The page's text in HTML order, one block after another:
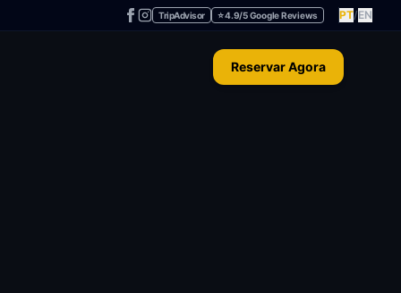
TripAdvisor ⭐ 4.9/5 Google Reviews PT/EN
Reservar Agora